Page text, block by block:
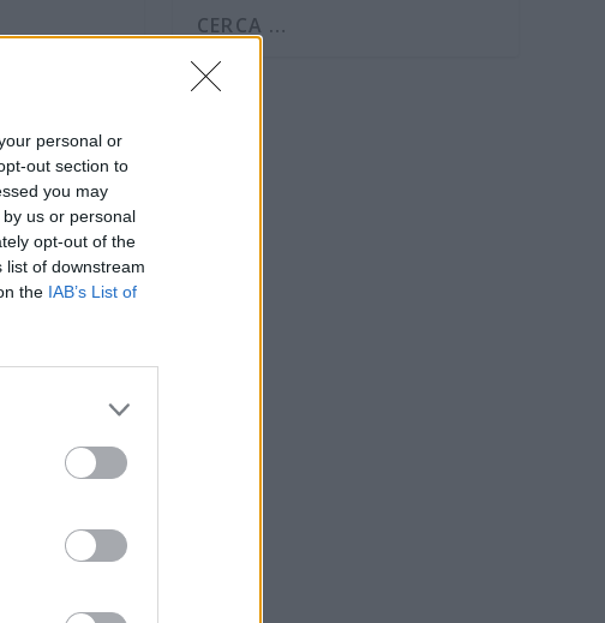
personal or
out section to
you may
us or personal
opt-out of the
list of downstream
the IAB’s List of